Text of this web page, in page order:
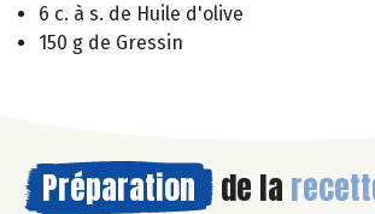
6 c. à s. de Huile d'olive
150 g de Gressin
Préparation de la